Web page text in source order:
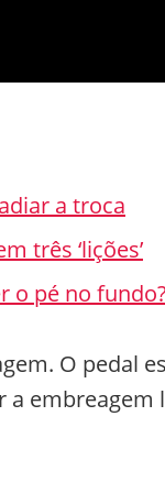
a troca
três ‘lições’
o pé no fundo?
O pedal
embreagem